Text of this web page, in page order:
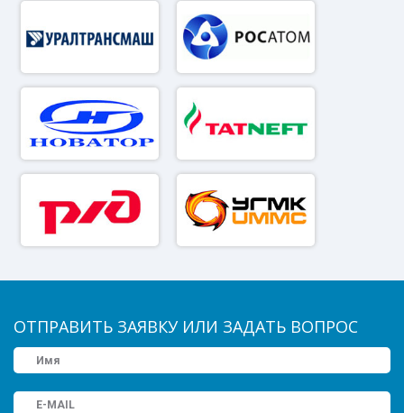
ОТПРАВИТЬ ЗАЯВКУ ИЛИ ЗАДАТЬ ВОПРОС